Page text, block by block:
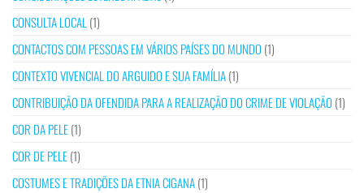
CONSULTA LOCAL (1)
CONTACTOS COM PESSOAS EM VÁRIOS PAÍSES DO MUNDO (1)
CONTEXTO VIVENCIAL DO ARGUIDO E SUA FAMÍLIA(1)
CONTRIBUIÇÃO DA OFENDIDA PARA A REALIZAÇÃO DO CRIME DE VIOLAÇÃO (1)
COR DA PELE(1)
COR DE PELE(1)
COSTUMES E TRADIÇÕES DA ETNIA CIGANA(1)